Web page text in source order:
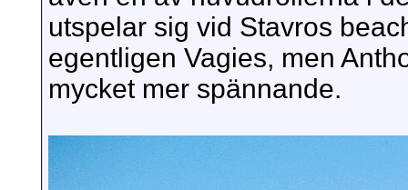
utspelar sig vid Stavros
egentligen Vagies, men
mycket mer spännande.